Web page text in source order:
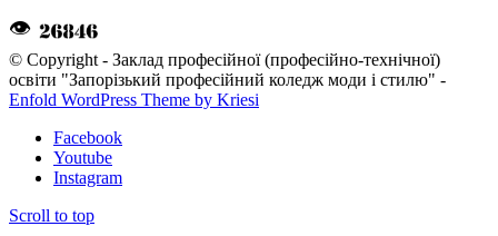
👁
© Copyright - Заклад професійної (професійно-технічної)
освіти "Запорізький професійний коледж моди і стилю" -
Enfold WordPress Theme by Kriesi
Facebook
Youtube
Instagram
Scroll to top